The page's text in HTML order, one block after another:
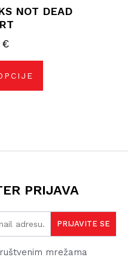
NOT DEAD
€
PRIJAVA
mrežama